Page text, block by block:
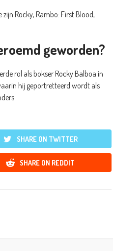
Rocky, Rambo: First Blood,
geworden?
rol als bokser Rocky Balboa in
hij geportretteerd wordt als
SHARE ON TWITTER
SHARE ON REDDIT